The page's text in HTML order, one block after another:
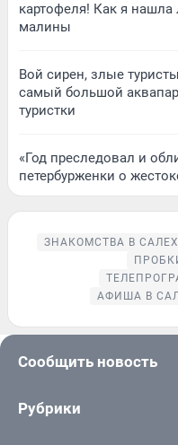
картофеля! Как я
малины
Вой сирен, злые
самый большой
туристки
«Год преследовал и
петербурженки о
ЗНАКОМСТВА В
АФИША В
Сообщить новость
Рубрики